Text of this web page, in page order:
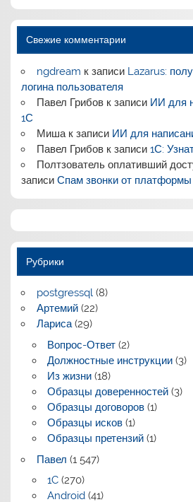
Свежие комментарии
ngdream к записи Lazarus:
логина пользователя
Павел Грибовк записи ИИ для
1С
Мишак записи ИИ для
Павел Грибовк записи 1С:
Полтзователь оплативший
записиСпам звонки от
Рубрики
postgressql(8)
Артемий(22)
Лариса(29)
Вопрос-Ответ(2)
Должностные инструкции(3)
Из жизни(18)
Образцы доверенностей(3)
Образцы договоров(1)
Образцы исков(1)
Образцы претензий(1)
Павел (1 547)
1C(270)
Android(41)